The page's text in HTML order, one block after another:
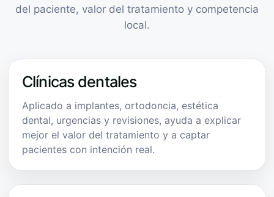
del paciente, valor del tratamiento y competencia
local.
Clínicas dentales
Aplicado a implantes, ortodoncia, estética
dental, urgencias y revisiones, ayuda a explicar
mejor el valor del tratamiento y a captar
pacientes con intención real.